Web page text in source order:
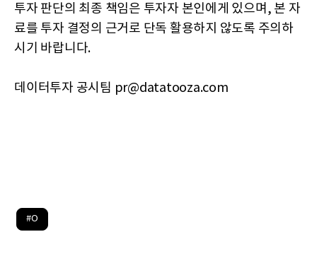
투자 판단의 최종 책임은 투자자 본인에게 있으며, 본 자
료를 투자 결정의 근거로 단독 활용하지 않도록 주의하
시기 바랍니다.
데이터투자 공시팀 pr@datatooza.com
#O